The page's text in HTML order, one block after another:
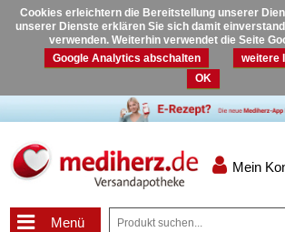
Cookies erleichtern die Bereitstellung unserer
unserer Dienste erklären Sie sich damit
verwenden. Weiterhin verwendet die Seite
Google Analytics abschalten
weitere
OK
Mein
Menü